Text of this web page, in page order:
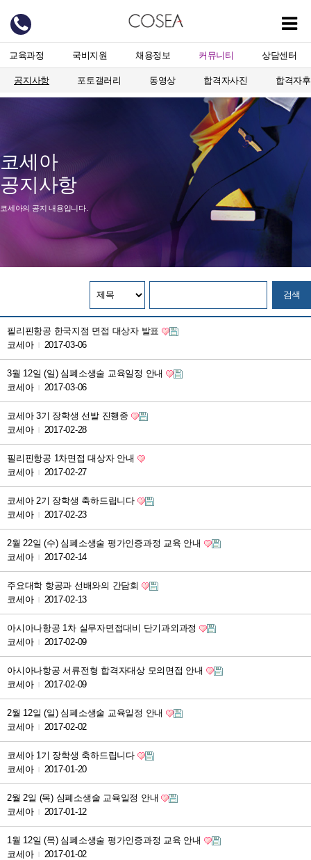
교육과정 국비지원 채용정보 커뮤니티 상담센터
공지사항 포토갤러리 동영상 합격자사진 합격자
코세아
공지사항
코세아의 공지 내용입니다.
필리핀항공 한국지점 면접 대상자 발표
코세아
2017-03-06
3월 12일 (일) 심폐소생술 교육일정 안내
코세아
2017-03-06
코세아 3기 장학생 선발 진행중
코세아
2017-02-28
필리핀항공 1차면접 대상자 안내
코세아
2017-02-27
코세아 2기 장학생 축하드립니다
코세아
2017-02-23
2월 22일 (수) 심폐소생술 평가인증과정 교육 안내
코세아
2017-02-14
주요대학 항공과 선배와의 간담회
코세아
2017-02-13
아시아나항공 1차 실무자면접대비 단기과외과정
코세아
2017-02-09
아시아나항공 서류전형 합격자대상 모의면접 안내
코세아
2017-02-09
2월 12일 (일) 심폐소생술 교육일정 안내
코세아
2017-02-02
코세아 1기 장학생 축하드립니다
코세아
2017-01-20
2월 2일 (목) 심폐소생술 교육일정 안내
코세아
2017-01-12
1월 12일 (목) 심폐소생술 평가인증과정 교육 안내
코세아
2017-01-02